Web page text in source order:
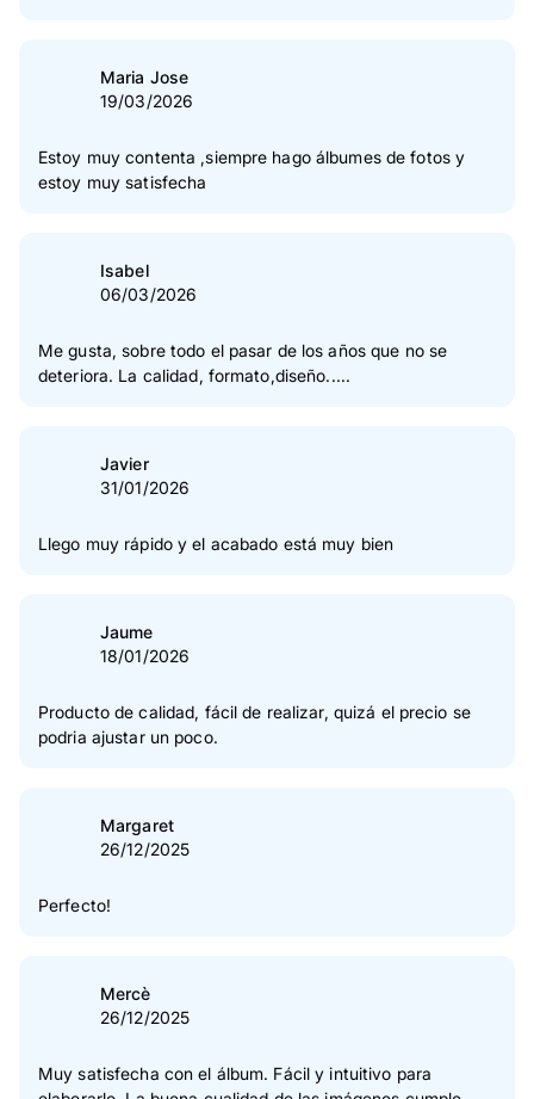
Maria Jose
19/03/2026
Estoy muy contenta ,siempre hago álbumes de fotos y
estoy muy satisfecha
Isabel
06/03/2026
Me gusta, sobre todo el pasar de los años que no se
deteriora. La calidad, formato,diseño.....
Javier
31/01/2026
Llego muy rápido y el acabado está muy bien
Jaume
18/01/2026
Producto de calidad, fácil de realizar, quizá el precio se
podria ajustar un poco.
Margaret
26/12/2025
Perfecto!
Mercè
26/12/2025
Muy satisfecha con el álbum. Fácil y intuitivo para